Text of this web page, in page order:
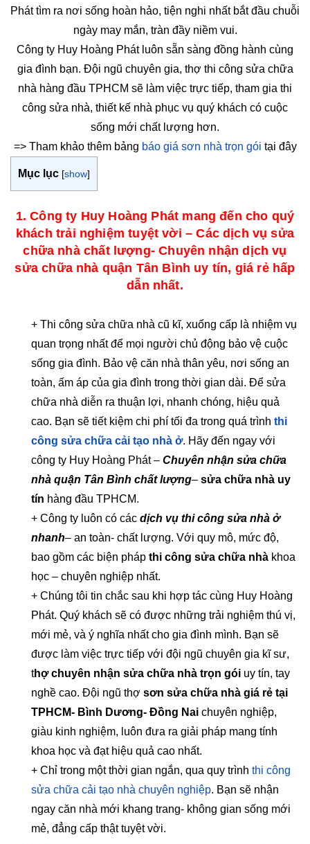
Phát tìm ra nơi sống hoàn hảo, tiện nghi nhất bắt đầu chuỗi
ngày may mắn, tràn đầy niềm vui.
Công ty Huy Hoàng Phát luôn sẵn sàng đồng hành cùng
gia đình bạn. Đội ngũ chuyên gia, thợ thi công sửa chữa
nhà hàng đầu TPHCM sẽ làm việc trực tiếp, tham gia thi
công sửa nhà, thiết kế nhà phục vụ quý khách có cuộc
sống mới chất lượng hơn.
=> Tham khảo thêm bảng báo giá sơn nhà trọn gói tại đây
Mục lục [show]
1. Công ty Huy Hoàng Phát mang đến cho quý
khách trải nghiệm tuyệt vời – Các dịch vụ sửa
chữa nhà chất lượng- Chuyên nhận dịch vụ
sửa chữa nhà quận Tân Bình uy tín, giá rẻ hấp
dẫn nhất.
+ Thi công sửa chữa nhà cũ kĩ, xuống cấp là nhiệm vụ
quan trọng nhất để mọi người chủ động bảo vệ cuộc
sống gia đình. Bảo vệ căn nhà thân yêu, nơi sống an
toàn, ấm áp của gia đình trong thời gian dài. Để sửa
chữa nhà diễn ra thuận lợi, nhanh chóng, hiệu quả
cao. Bạn sẽ tiết kiệm chi phí tối đa trong quá trình thi
công sửa chữa cải tạo nhà ở. Hãy đến ngay với
công ty Huy Hoàng Phát – Chuyên nhận sửa chữa
nhà quận Tân Bình chất lượng– sửa chữa nhà uy
tín hàng đầu TPHCM.
+ Công ty luôn có các dịch vụ thi công sửa nhà ở
nhanh– an toàn- chất lượng. Với quy mô, mức độ,
bao gồm các biện pháp thi công sửa chữa nhà khoa
học – chuyên nghiệp nhất.
+ Chúng tôi tin chắc sau khi hợp tác cùng Huy Hoàng
Phát. Quý khách sẽ có được những trải nghiệm thú vị,
mới mẻ, và ý nghĩa nhất cho gia đình mình. Bạn sẽ
được làm việc trực tiếp với đội ngũ chuyên gia kĩ sư,
thợ chuyên nhận sửa chữa nhà trọn gói uy tín, tay
nghề cao. Đội ngũ thợ sơn sửa chữa nhà giá rẻ tại
TPHCM- Bình Dương- Đồng Nai chuyên nghiệp,
giàu kinh nghiệm, luôn đưa ra giải pháp mang tính
khoa học và đạt hiệu quả cao nhất.
+ Chỉ trong một thời gian ngắn, qua quy trình thi công
sửa chữa cải tạo nhà chuyên nghiệp. Bạn sẽ nhận
ngay căn nhà mới khang trang- không gian sống mới
mẻ, đẳng cấp thật tuyệt vời.